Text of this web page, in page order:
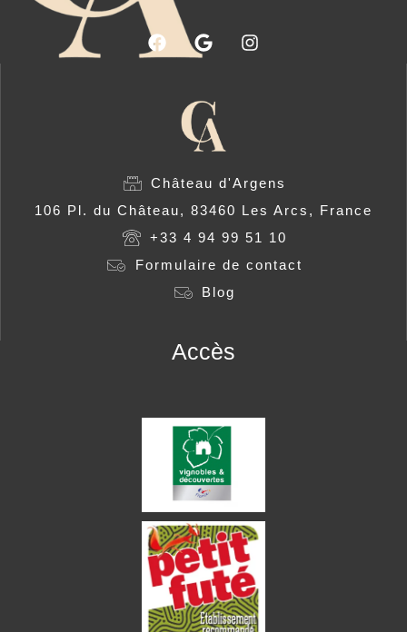
Château d'Argens
106 Pl. du Château, 83460 Les Arcs, France
+33 4 94 99 51 10
Formulaire de contact
Blog
Accès